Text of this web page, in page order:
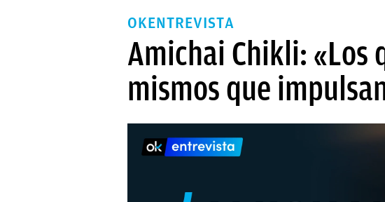
OKENTREVISTA
Amichai Chikli: «Los
mismos que